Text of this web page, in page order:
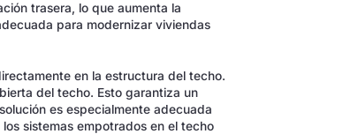
trasera, lo que aumenta la
para modernizar viviendas
en la estructura del techo.
del techo. Esto garantiza un
es especialmente adecuada
sistemas empotrados en el techo